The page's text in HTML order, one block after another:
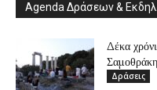
Agenda Δράσεων &
Δέκα
Δράσεις